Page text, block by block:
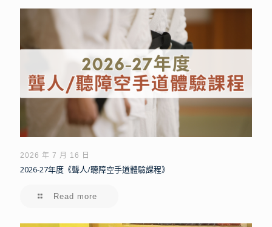
2026 年 7 月 16 日
2026-27年度《聾人/聽障空手道體驗課程》
Read more